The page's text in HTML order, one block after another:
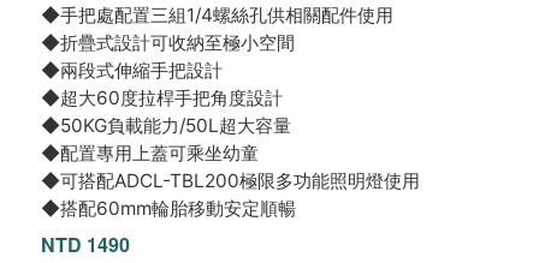
◆手把處配置三組1/4螺絲孔供相關配件使用
◆折疊式設計可收納至極小空間
◆兩段式伸縮手把設計
◆超大60度拉桿手把角度設計
◆50KG負載能力/50L超大容量
◆配置專用上蓋可乘坐幼童
◆可搭配ADCL-TBL200極限多功能照明燈使用
◆搭配60mm輪胎移動安定順暢
NTD 1490